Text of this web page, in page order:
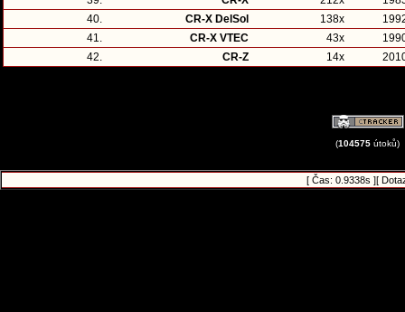
40.
CR-X DelSol 138x
41.
CR-X VTEC 43x
42.
CR-Z 14x
(104575 útoků)
[ Čas: 0.9338s ][